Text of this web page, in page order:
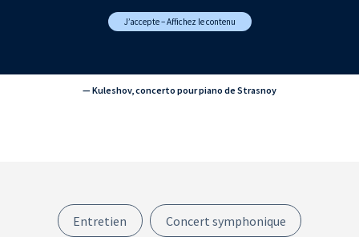
J’accepte – Affichez le contenu
— Kuleshov, concerto pour piano de Strasnoy
Entretien Concert symphonique